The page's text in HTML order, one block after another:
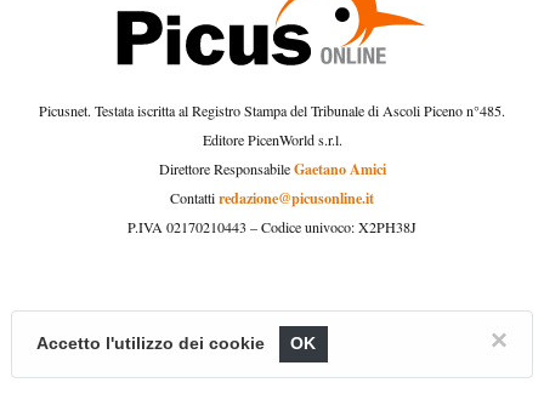
Picusnet. Testata iscritta al Registro Stampa del Tribunale di Ascoli Piceno n°485.
Editore PicenWorld s.r.l.
Direttore ResponsabileGaetano Amici
Contattiredazione@picusonline.it
P.IVA 02170210443 – Codice univoco: X2PH38J
Accetto l'utilizzo dei cookie OK ×